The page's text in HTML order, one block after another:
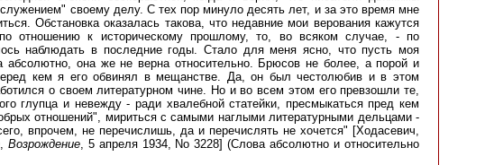
своему делу. С тех пор минуло десять лет, и за это время мне
Обстановка оказалась такова, что недавние мои верования кажутся
отношению к историческому прошлому, то, во всяком случае, - по
наблюдать в последние годы. Стало для меня ясно, что пусть моя
абсолютно, она же не верна относительно. Брюсов не более, а порой и
кем я его обвинял в мещанстве. Да, он был честолюбив и в этом
о своем литературном чине. Но и во всем этом его превзошли те,
глупца и невежду - ради хвалебной статейки, пресмыкаться пред кем
отношений", мириться с самыми наглыми литературными дельцами -
впрочем, не перечислишь, да и перечислять не хочется" [Ходасевич,
, Возрождение, 5 апреля 1934, No 3228] (Слова абсолютно и относительно